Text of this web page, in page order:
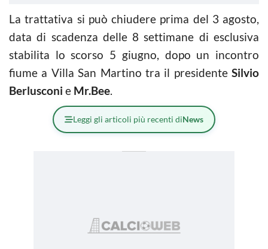
La trattativa si può chiudere prima del 3 agosto,
data di scadenza delle 8 settimane di esclusiva
stabilita lo scorso 5 giugno, dopo un incontro
fiume a Villa San Martino tra il presidenteSilvio
Berlusconi e Mr.Bee.
Leggi gli articoli più recenti diNews